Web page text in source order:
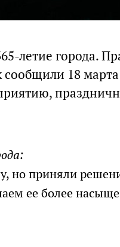
летие города.
18
но приняли
ее более